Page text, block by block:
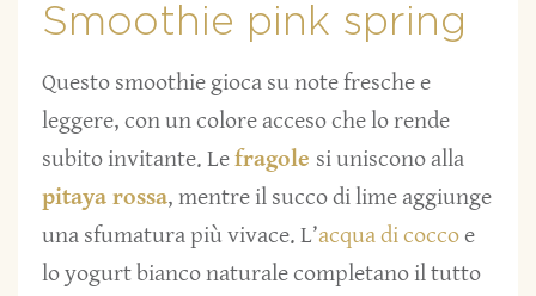
Smoothie pink spring
Questo smoothie gioca su note fresche e
leggere, con un colore acceso che lo rende
subito invitante. Lefragole si uniscono alla
pitaya rossa, mentre il succo di lime aggiunge
una sfumatura più vivace. L’acqua di coccoe
lo yogurt bianco naturale completano il tutto